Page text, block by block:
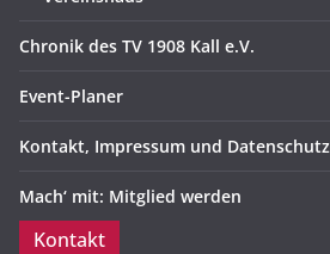
Chronik des TV 1908 Kall e.V.
Event-Planer
Kontakt, Impressum und Datenschutz
Mach‘ mit: Mitglied werden
Kontakt